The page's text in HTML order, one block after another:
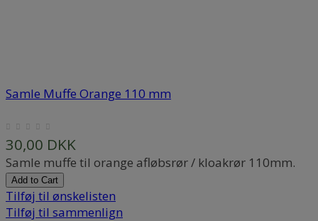
Samle Muffe Orange 110 mm
30,00 DKK
Samle muffe til orange afløbsrør / kloakrør 110mm.
Add to Cart
Tilføj til ønskelisten
Tilføj til sammenlign